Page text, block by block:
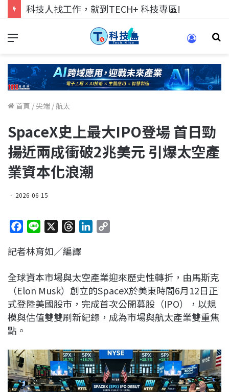
科技人找工作，就到TECH+ 科技專區!
首頁 /尖端 /航太
SpaceX史上最大IPO登場 首日勁
揚近兩成衝破2兆美元 引爆太空產
業資本化浪潮
2026-06-15
c
b
o
o
k
n
r
a
d
s
e
d
I
n
L
i
n
k
記者林育如／編譯
全球資本市場與太空產業迎來歷史性轉折，由馬斯克
（Elon Musk）創立的SpaceX於美東時間6月12日正
式登陸美國股市，完成首次公開募股（IPO），以規
模與估值雙雙刷新紀錄，成為市場與航太產業雙重焦
點。